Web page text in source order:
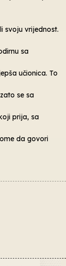
svoju vrijednost.
sa
učionica. To
se sa
prija, sa
da govori